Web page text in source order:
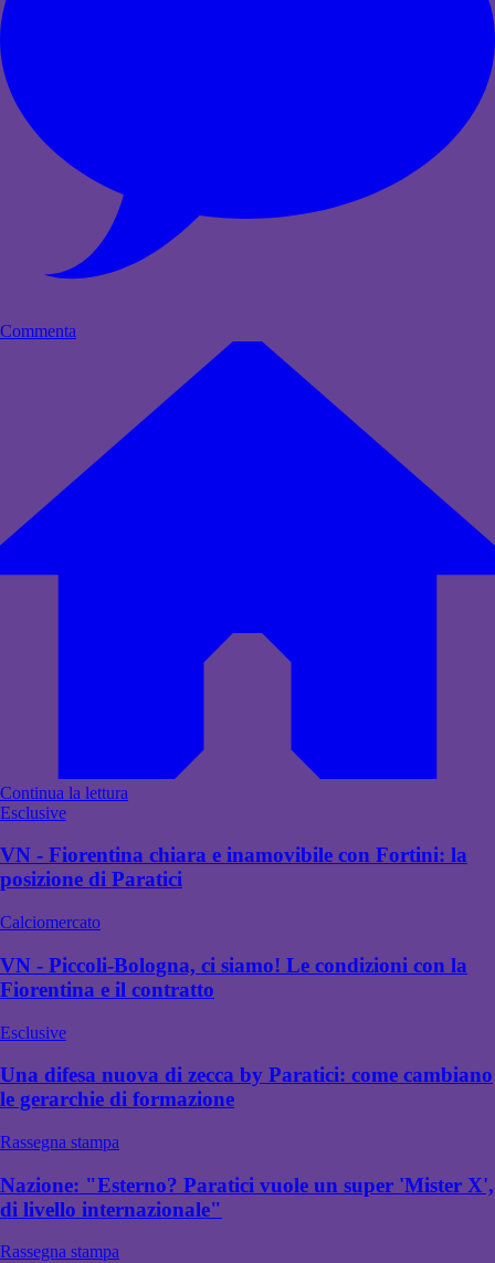
Commenta
Continua la lettura
Esclusive
VN - Fiorentina chiara e inamovibile con Fortini: la
posizione di Paratici
Calciomercato
VN - Piccoli-Bologna, ci siamo! Le condizioni con la
Fiorentina e il contratto
Esclusive
Una difesa nuova di zecca by Paratici: come cambiano
le gerarchie di formazione
Rassegna stampa
Nazione: "Esterno? Paratici vuole un super 'Mister X',
di livello internazionale"
Rassegna stampa